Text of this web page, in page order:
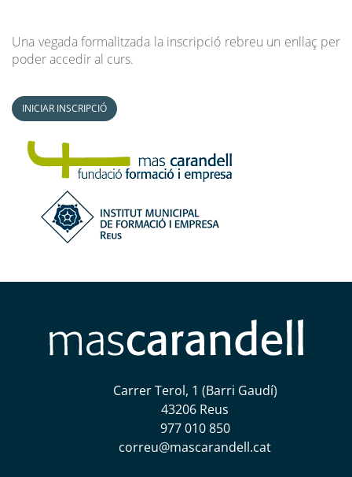
Una vegada formalitzada la inscripció rebreu un enllaç per
poder accedir al curs.
INICIAR INSCRIPCIÓ
Carrer Terol, 1 (Barri Gaudí)
43206 Reus
977 010 850
correu@mascarandell.cat